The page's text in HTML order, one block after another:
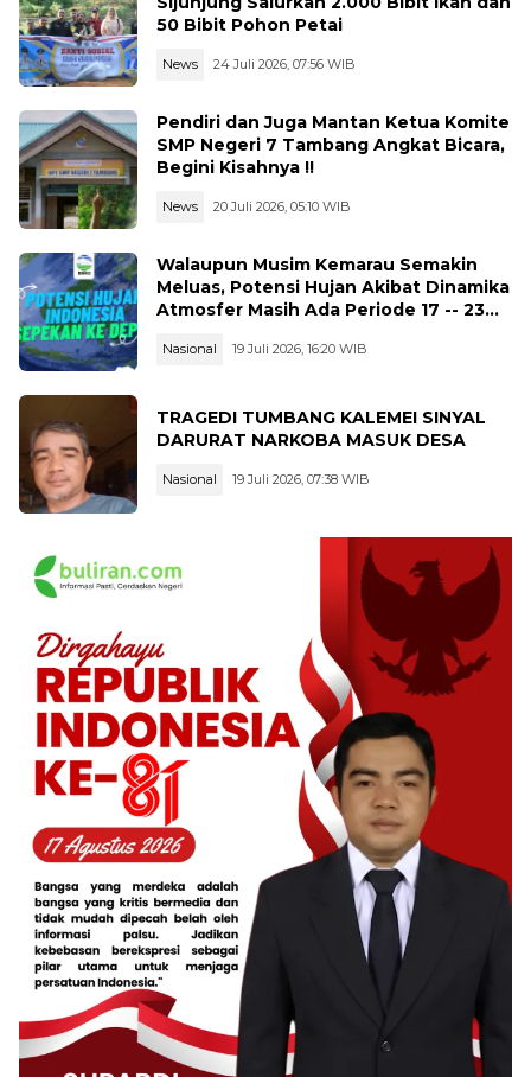
50 Bibit Pohon Petai
News 24 Juli 2026, 07:56 WIB
Pendiri dan Juga Mantan Ketua Komite
SMP Negeri 7 Tambang Angkat Bicara,
Begini Kisahnya !!
News 20 Juli 2026, 05:10 WIB
Walaupun Musim Kemarau Semakin
Meluas, Potensi Hujan Akibat Dinamika
Atmosfer Masih Ada Periode 17 -- 23
Nasional 19 Juli 2026, 16:20 WIB
TRAGEDI TUMBANG KALEMEI SINYAL
DARURAT NARKOBA MASUK DESA
Nasional 19 Juli 2026, 07:38 WIB